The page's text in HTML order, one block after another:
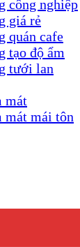
công nghiệp
giá rẻ
quán cafe
tạo độ ẩm
tưới lan
mát
mát mái tôn